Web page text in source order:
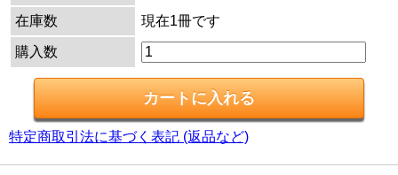
在庫数
現在1冊です
購入数
特定商取引法に基づく表記 (返品など)